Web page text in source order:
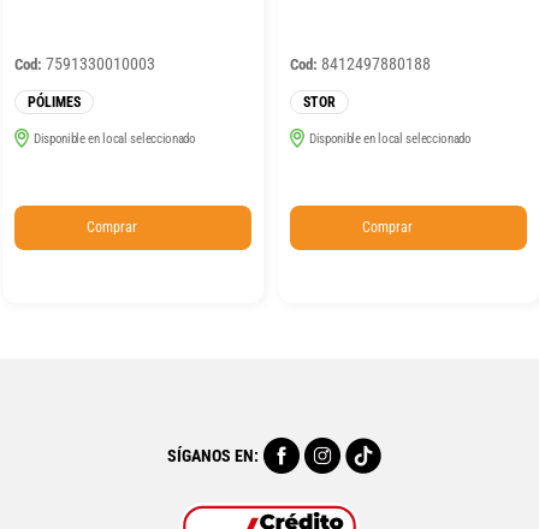
Cod: 7591330010003
PÓLIMES
Disponible en local seleccionado
Comprar
Cod: 8412497880188
STOR
Disponible en local seleccionado
Comprar
SÍGANOS EN: